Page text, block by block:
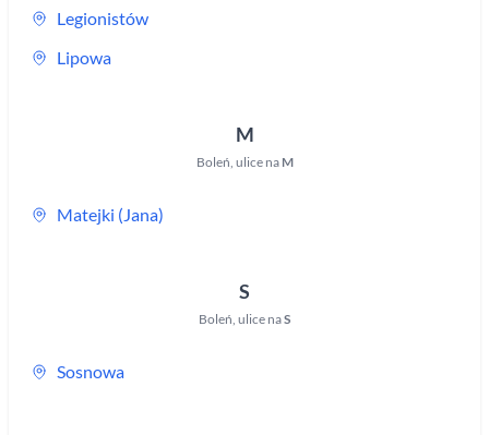
Legionistów
Lipowa
M
Boleń, ulice na M
Matejki (Jana)
S
Boleń, ulice naS
Sosnowa